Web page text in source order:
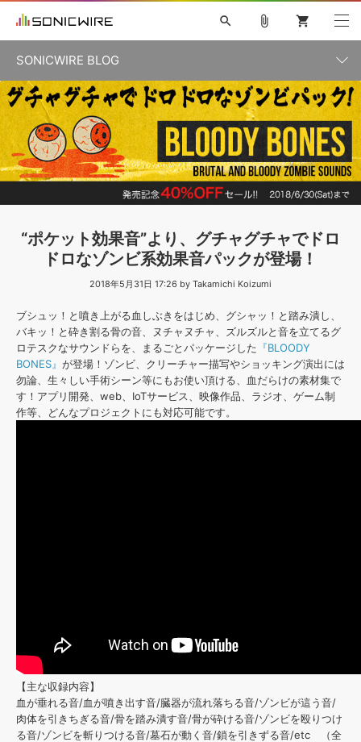
ソフト音源 »
プラグイン・エフェクト »
ソフトウェア／ツール »
DAW »
効果音 »
BGM »
キャンペーン »
SONICWIREブログ »
製品サポート情報 »
DTMガイド »
FAQ »
お問い合わせ »
音楽カード
楽曲配信流通サービス
無償のサウンド管理ソフト
search
初音ミク V4X 鏡音リン・レン V4X
巡音ルカ V4X
ボーカル抜き出し
MEIKO V3 KAITO V3
MASSIVE
SYLENTH1
VOCALOID VIENNA
ライセンスフリーBGM
TOONTRACK
サンプルパックを試そう
MUTANT
シネマティック音源特集
EZdrummer2
KOTO NATION
ソフト音源 プラグイン・エフェクト サンプルパック
ソフトウェア／ツール DAW 効果音
attach_file shopping_cart
SONICWIRE BLOG
カテゴリ一覧
記事一覧
“ポケット効果音”より、グチャグチャでドロ
ドロなゾンビ系効果音パックが登場！
2018年5月31日 17:26 by Takamichi Koizumi
ブシュッ！と噴き上がる血しぶきをはじめ、グシャッ！と踏み潰し、
バキッ！と砕き割る骨の音、ヌチャヌチャ、ズルズルと音を立てるグ
ロテスクなサウンドらを、まるごとパッケージした 『BLOODY
BONES』 が登場！ゾンビ、クリーチャー描写やショッキング演出には
勿論、生々しい手術シーン等にもお使い頂ける、血だらけの素材集で
す！アプリ開発、web、IoTサービス、映像作品、ラジオ、ゲーム制
作等、どんなプロジェクトにも対応可能です。
【主な収録内容】
血が垂れる音/血が噴き出す音/臓器が流れ落ちる音/ゾンビが這う音/
肉体を引きちぎる音/骨を踏み潰す音/骨が砕ける音/ゾンビを殴りつけ
る音/ゾンビを斬りつける音/墓石が動く音/鎖を引きずる音/etc （全